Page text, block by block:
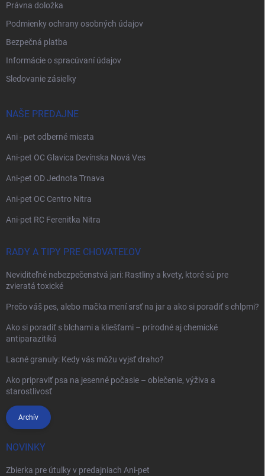
Právna doložka
Podmienky ochrany osobných údajov
Bezpečná platba
Informácie o spracúvaní údajov
Sledovanie zásielky
NAŠE PREDAJNE
Ani - pet odberné miesta
Ani-pet OC Glavica Devínska Nová Ves
Ani-pet OD Jednota Trnava
Ani-pet OC Centro Nitra
Ani-pet RC Ferenitka Nitra
RADY A TIPY PRE CHOVATEĽOV
Neviditeľné nebezpečenstvá jari: Rastliny a kvety, ktoré sú pre
zvieratá toxické
Prečo váš pes, alebo mačka mení srsť na jar a ako si poradiť s chlpmi?
Ako si poradiť s blchami a kliešťami – prírodné aj chemické
antiparazitiká
Lacné granuly: Kedy vás môžu vyjsť draho?
Ako pripraviť psa na jesenné počasie – oblečenie, výživa a
starostlivosť
Archív
NOVINKY
Zbierka pre útulky v predajniach Ani-pet